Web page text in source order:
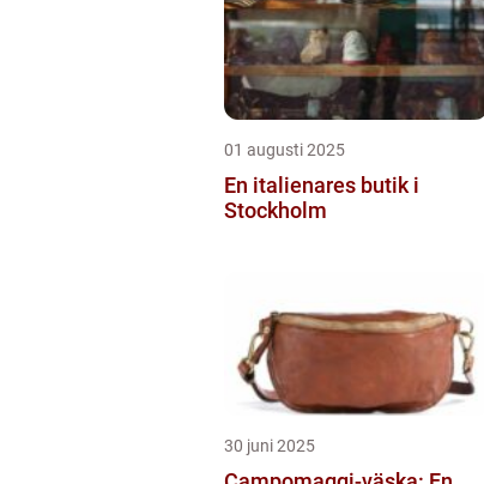
01 augusti 2025
En italienares butik i
Stockholm
30 juni 2025